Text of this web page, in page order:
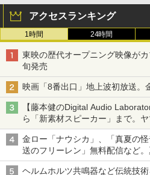
アクセスランキング
1時間 24時間
東映の歴代オープニング映像が
旬発売
映画「8番出口」地上波初放送。
【藤本健のDigital Audio
ら「新素材スピーカー」まで。
金ロー「ナウシカ」、「真夏の
送のフリーレン」無料配信など
ヘルムホルツ共鳴器など伝統技